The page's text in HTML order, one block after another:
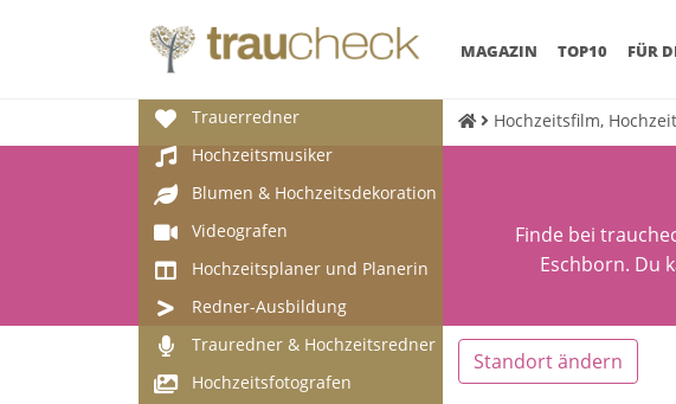
MAGAZIN (CURRENT)
TOP10 FÜR
Trauerredner
Hochzeitsmusiker
Blumen & Hochzeitsdekoration
Videografen
Hochzeitsplaner und Planerin
Redner-Ausbildung
Trauredner & Hochzeitsredner
Hochzeitsfotografen
Hochzeitsfilm,
Finde bei
Eschborn. Du
Standort ändern